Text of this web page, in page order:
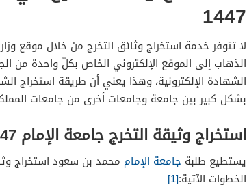
1447
لا تتوفر خدمة استخراج وثائق التخرج من خلال موقع
الذهاب إلى الموقع الإلكتروني الخاص بكلّ واحدة من
بشكل كبير بين جامعة وجامعات أخرى من جامعات
استخراج وثيقة التخرج جامعة الإمام 1447
يستطيع طلبة جامعة الإمام
الخطوات الآتية:[1]